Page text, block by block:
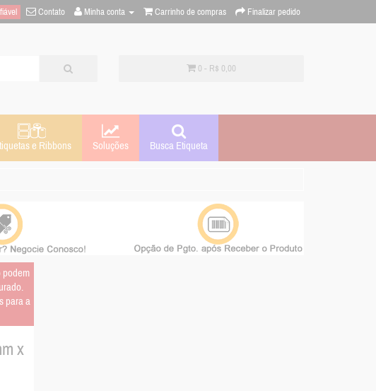
Contato Minha conta Carrinho de compras
Finalizar pedido
0 - R$ 0,00
e Ribbons Soluções Busca Etiqueta
podem
para a
x